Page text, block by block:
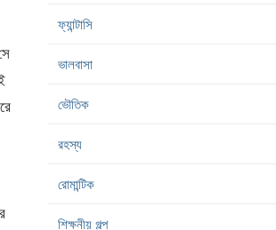
ফ্যান্টাসি
ভালবাসা
ভৌতিক
রহস্য
রোমান্টিক
শিক্ষনীয় গল্প